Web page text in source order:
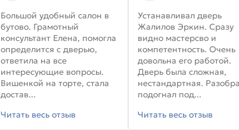
Большой удобный салон в
бутово. Грамотный
консультант Елена, помогла
определится с дверью,
ответила на все
интересующие вопросы.
Вишенкой на торте, стала
достав...
Читать весь отзыв
Устанавливал дверь
Жалилов Эркин. Сразу
видно мастерсво и
компетентность. Очень
довольна его работой.
Дверь была сложная,
нестандартная.
подогнал под...
Читать весь отзыв